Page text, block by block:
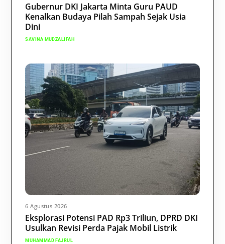
Gubernur DKI Jakarta Minta Guru PAUD
Kenalkan Budaya Pilah Sampah Sejak Usia
Dini
SAVINA MUDZALIFAH
6 Agustus 2026
Eksplorasi Potensi PAD Rp3 Triliun, DPRD DKI
Usulkan Revisi Perda Pajak Mobil Listrik
MUHAMMAD FAJRUL